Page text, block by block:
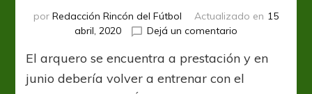
por Redacción Rincón del Fútbol Actualizado en 15
abril, 2020
Dejá un comentario
restringe
la
El arquero se encuentra a prestación y en
junio debería volver a entrenar con el